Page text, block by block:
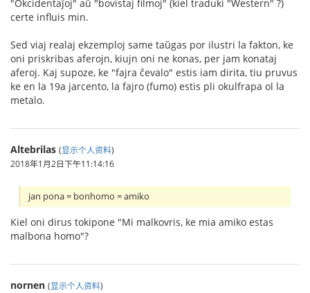
"Okcidentaĵoj" aŭ "bovistaj filmoj" (kiel traduki "Western" ?)
certe influis min.
Sed viaj realaj ekzemploj same taŭgas por ilustri la fakton, ke
oni priskribas aferojn, kiujn oni ne konas, per jam konataj
aferoj. Kaj supoze, ke "fajra ĉevalo" estis iam dirita, tiu pruvus
ke en la 19a jarcento, la fajro (fumo) estis pli okulfrapa ol la
metalo.
Altebrilas (显示个人资料)
2018年1月2日下午11:14:16
jan pona = bonhomo = amiko
Kiel oni dirus tokipone "Mi malkovris, ke mia amiko estas
malbona homo"?
nornen (显示个人资料)